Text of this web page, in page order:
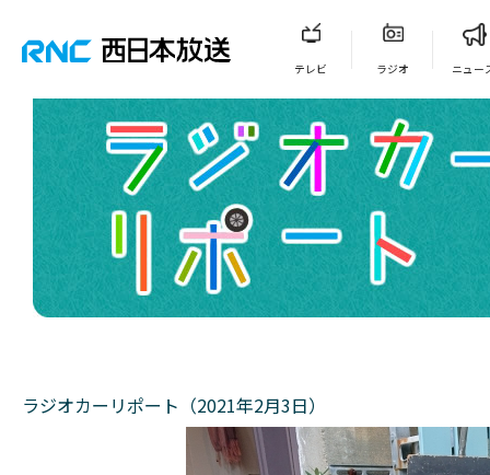
テレビ ラジオ ニュー
ラジオカーリポート（2021年2月3日）